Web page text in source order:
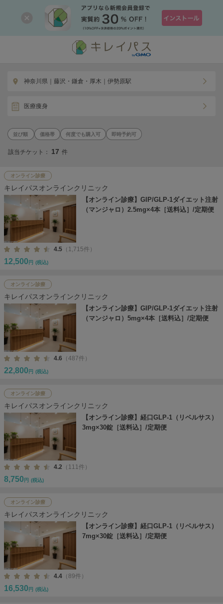
神奈川県｜藤沢・鎌倉・厚木｜伊勢原駅
医療痩身
価格帯 何度でも購入可 即時予約可
該当チケット： 17 件
オンライン診療
キレイパスオンラインクリニック
【オンライン診療】GIP/GLP-1ダイエット注射
（マンジャロ）2.5mg×4本［送料込］/定期便
4.5 （1,715件）
12,500 円 (税込)
オンライン診療
キレイパスオンラインクリニック
【オンライン診療】GIP/GLP-1ダイエット注射
（マンジャロ）5mg×4本［送料込］/定期便
4.6 （487件）
22,800 円 (税込)
オンライン診療
キレイパスオンラインクリニック
【オンライン診療】経口GLP-1（リベルサス）
3mg×30錠［送料込］/定期便
4.2 （111件）
8,750 円 (税込)
オンライン診療
キレイパスオンラインクリニック
【オンライン診療】経口GLP-1（リベルサス）
7mg×30錠［送料込］/定期便
4.4 （89件）
16,530 円 (税込)